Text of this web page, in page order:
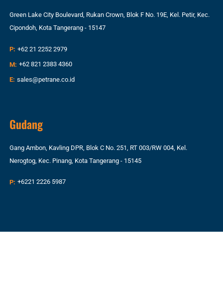
Green Lake City Boulevard, Rukan Crown, Blok F No. 19E, Kel. Petir, Kec.
Cipondoh, Kota Tangerang - 15147
P: +62 21 2252 2979
M: +62 821 2383 4360
E: sales@petrane.co.id
Gudang
Gang Ambon, Kavling DPR, Blok C No. 251, RT 003/RW 004, Kel.
Nerogtog, Kec. Pinang, Kota Tangerang - 15145
P: +6221 2226 5987